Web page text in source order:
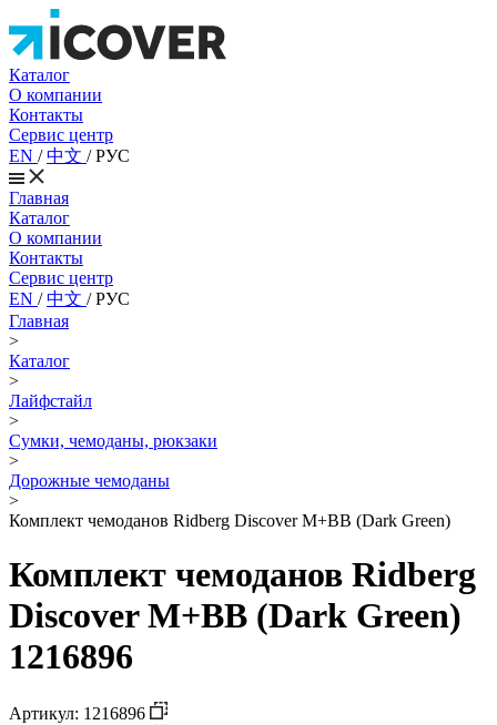
Каталог
О компании
Контакты
Сервис центр
EN /中文 /РУС
Главная
Каталог
О компании
Контакты
Сервис центр
EN /中文 /РУС
Главная
>
Каталог
>
Лайфстайл
>
Сумки, чемоданы, рюкзаки
>
Дорожные чемоданы
>
Комплект чемоданов Ridberg Discover M+BB (Dark Green)
Комплект чемоданов Ridberg
Discover M+BB (Dark Green)
1216896
Артикул: 1216896